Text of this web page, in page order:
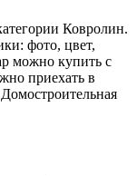
Ковролин.
фото, цвет,
можно купить с
приехать в